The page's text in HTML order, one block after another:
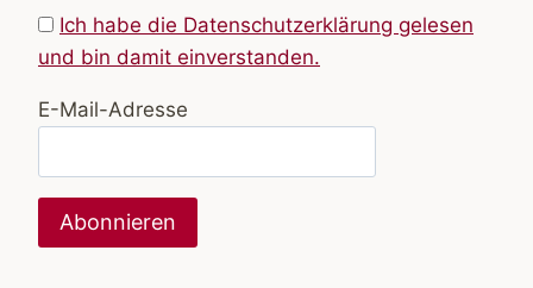
Ich habe die Datenschutzerklärung gelesen
und bin damit einverstanden.
E-Mail-Adresse